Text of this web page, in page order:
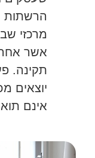
הרשתות
מרכזי
אשר
תקינה.
יוצאים
אינם